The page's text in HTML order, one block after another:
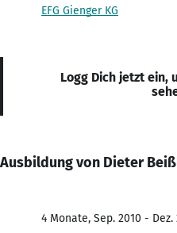
EFG Gienger KG
Logg Dich jetzt ein,
Ausbildung von Dieter
4 Monate, Sep. 2010 - Dez.